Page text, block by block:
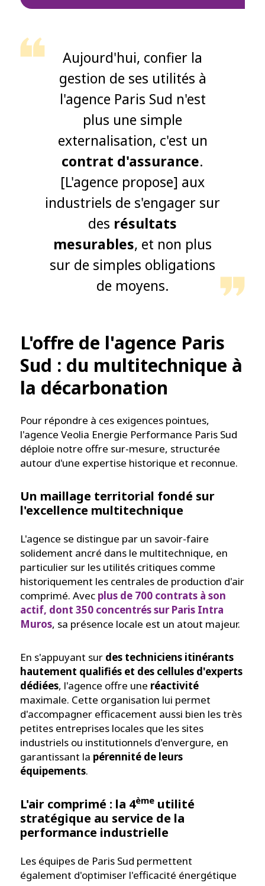
Aujourd'hui, confier la
gestion de ses utilités à
l'agence Paris Sud n'est
plus une simple
externalisation, c'est un
contrat d'assurance.
[L'agence propose] aux
industriels de s'engager sur
des résultats
mesurables, et non plus
sur de simples obligations
de moyens.
L'offre de l'agence Paris
Sud : du multitechnique à
la décarbonation
Pour répondre à ces exigences pointues,
l'agence Veolia Energie Performance Paris Sud
déploie notre offre sur-mesure, structurée
autour d'une expertise historique et reconnue.
Un maillage territorial fondé sur
l'excellence multitechnique
L'agence se distingue par un savoir-faire
solidement ancré dans le multitechnique, en
particulier sur les utilités critiques comme
historiquement les centrales de production d'air
comprimé. Avec plus de 700 contrats à son
actif, dont 350 concentrés sur Paris Intra
Muros, sa présence locale est un atout majeur.
En s'appuyant sur des techniciens itinérants
hautement qualifiés et des cellules d'experts
dédiées, l'agence offre une réactivité
maximale. Cette organisation lui permet
d'accompagner efficacement aussi bien les très
petites entreprises locales que les sites
industriels ou institutionnels d'envergure, en
garantissant la pérennité de leurs
équipements.
L'air comprimé : la 4ème utilité
stratégique au service de la
performance industrielle
Les équipes de Paris Sud permettent
également d'optimiser l'efficacité énergétique